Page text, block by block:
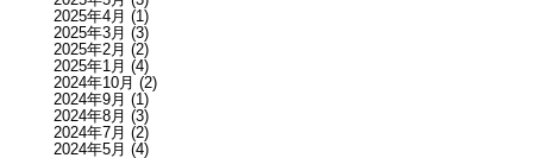
2025年4月 (1)
2025年3月 (3)
2025年2月 (2)
2025年1月 (4)
2024年10月 (2)
2024年9月 (1)
2024年8月 (3)
2024年7月 (2)
2024年5月 (4)